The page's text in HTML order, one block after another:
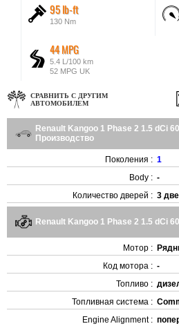
95 lb-ft
130 Nm
44 MPG
5.4 L/100 km
52 MPG UK
СРАВНИТЬ С ДРУГИМ
АВТОМОБИЛЕМ
Renault Kangoo 1 Phase 2 1.5 dCi
Производство
Поколения : 1
Body : -
Количество дверей : 3
Renault Kangoo 1 Phase 2 1.5 dCi
Мотор :
Код мотора : -
Топливо :
Топливная система :
Engine Alignment :